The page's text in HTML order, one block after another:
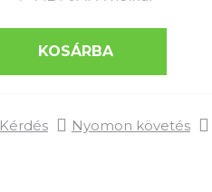
KOSÁRBA
Kérdés Nyomon követés